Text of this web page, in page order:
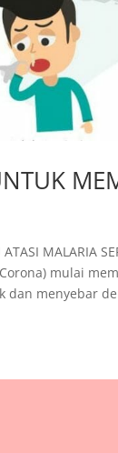
MALARIA
mulai
dan menyebar